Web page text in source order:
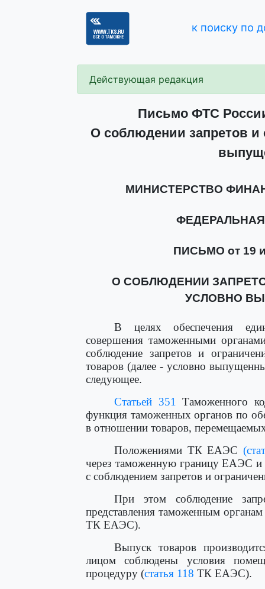
к поиску по
Действующая редакция
Письмо ФТС России
О соблюдении запретов и
МИНИСТЕРСТВО
ПИСЬМО от 19
О СОБЛЮДЕНИИ
УСЛОВНО
В целях обеспечения
совершения таможенными
соблюдение запретов и
товаров (далее - условно
следующее.
Статьей 351
Таможенного
функция таможенных органов по
в отношении товаров,
Положениями ТК ЕАЭС
через таможенную границу ЕАЭС
с соблюдением запретов и
При этом соблюдение
представления таможенным
ТК ЕАЭС).
Выпуск товаров
лицом соблюдены условия
процедуру (статья 118 ТК ЕАЭС).